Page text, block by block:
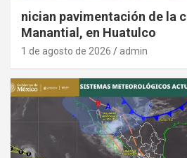
nician pavimentación de la
Manantial, en Huatulco
1 de agosto de 2026 admin